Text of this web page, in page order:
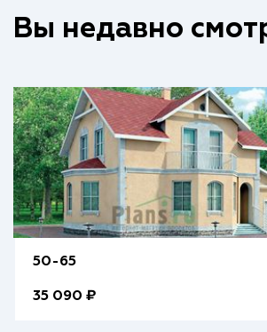
Вы недавно
50-65
35 090 ₽